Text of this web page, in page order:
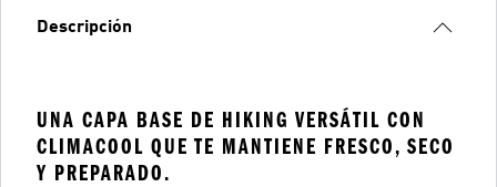
Descripción
UNA CAPA BASE DE HIKING VERSÁTIL CON
CLIMACOOL QUE TE MANTIENE FRESCO, SECO
Y PREPARADO.